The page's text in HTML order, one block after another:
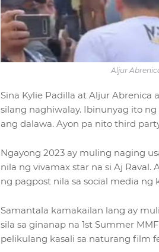
Aljur
Sina Kylie Padilla at Aljur
silang naghiwalay. Ibinunyag ito
ang dalawa. Ayon pa nito third
Ngayong 2023 ay muling naging
nila ng vivamax star na si Aj
ng pagpost nila sa social media
Samantala kamakailan lang ay
sila sa ginanap na 1st Summer
pelikulang kasali sa naturang film